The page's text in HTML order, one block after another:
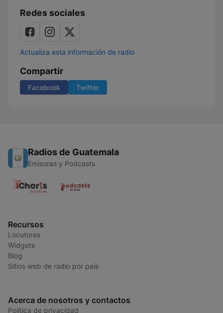
Redes sociales
Actualiza esta información de radio
Compartir
Facebook Twitter
Radios de Guatemala
Emisoras y Podcasts
Recursos
Locutores
Widgets
Blog
Sitios web de radio por país
Acerca de nosotros y contactos
Política de privacidad